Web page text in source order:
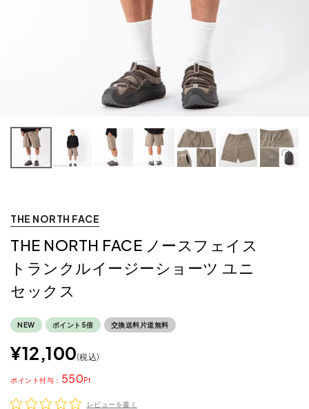
THE NORTH FACE
THE NORTH FACE ノースフェイス
トランクルイージーショーツ ユニ
セックス
NEW ポイント5倍 交換送料片道無料
¥12,100 税込
550
ポイント
レビューを書く